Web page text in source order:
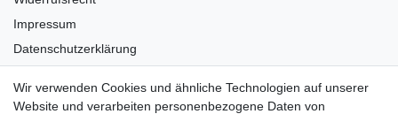
Impressum
Datenschutzerklärung
Versandkosten
Wir verwenden Cookies und ähnliche Technologien auf unserer
Website und verarbeiten personenbezogene Daten von